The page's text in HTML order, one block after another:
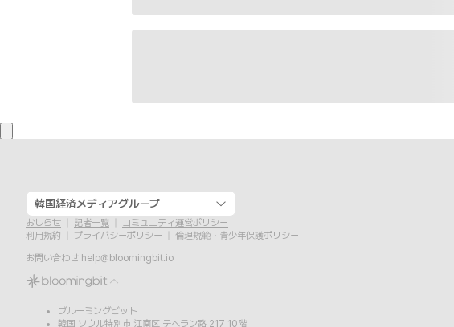
韓国経済メディアグループ
おしらせ 記者一覧
コミュニティ運営ポリシー
利用規約
プライバシーポリシー
倫理規範・青少年保護ポリシー
お問い合わせ help@bloomingbit.io
ブルーミングビット
韓国 ソウル特別市 江南区 テヘラン路 217 10階